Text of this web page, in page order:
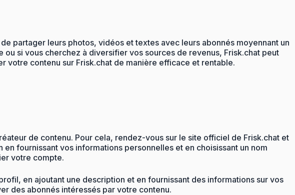
partager leurs photos, vidéos et textes avec leurs abonnés moyennant un
si vous cherchez à diversifier vos sources de revenus, Frisk.chat peut
votre contenu sur Frisk.chat de manière efficace et rentable.
de contenu. Pour cela, rendez-vous sur le site officiel de Frisk.chat et
fournissant vos informations personnelles et en choisissant un nom
votre compte.
en ajoutant une description et en fournissant des informations sur vos
des abonnés intéressés par votre contenu.